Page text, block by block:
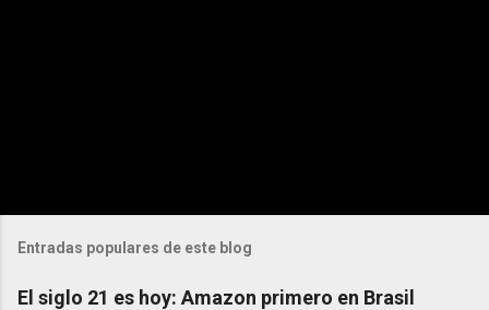
Entradas populares de este blog
El siglo 21 es hoy: Amazon primero en Brasil